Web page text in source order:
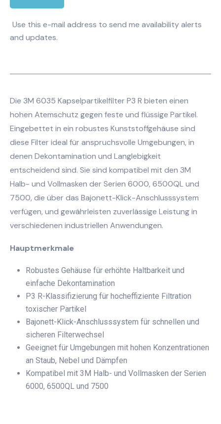
Use this e-mail address to send me availability alerts
and updates.
Die 3M 6035 Kapselpartikelfilter P3 R bieten einen
hohen Atemschutz gegen feste und flüssige Partikel.
Eingebettet in ein robustes Kunststoffgehäuse sind
diese Filter ideal für anspruchsvolle Umgebungen, in
denen Dekontamination und Langlebigkeit
entscheidend sind. Sie sind kompatibel mit den 3M
Halb- und Vollmasken der Serien 6000, 6500QL und
7500, die über das Bajonett-Klick-Anschlusssystem
verfügen, und gewährleisten zuverlässige Leistung in
verschiedenen industriellen Anwendungen.
Hauptmerkmale
Robustes Gehäuse für erhöhte Haltbarkeit und
einfache Dekontamination
P3 R-Klassifizierung für hocheffiziente Filtration
toxischer Partikel
Bajonett-Klick-Anschlusssystem für schnellen und
sicheren Filterwechsel
Geeignet für Umgebungen mit hohen Konzentrationen
an Staub, Nebel und Dämpfen
Kompatibel mit 3M Halb- und Vollmasken der Serien
6000, 6500QL und 7500